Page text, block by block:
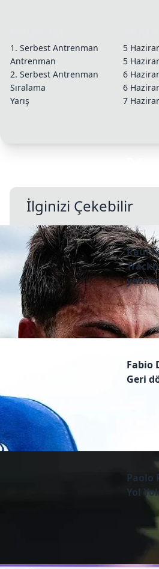
1. Serbest Antrenman 5
Antrenman
5
2. Serbest Antrenman
6
Sıralama
6
Yarış
7
İlginizi Çekebilir
Raul
Fabio
Geri
Paolo
Yol